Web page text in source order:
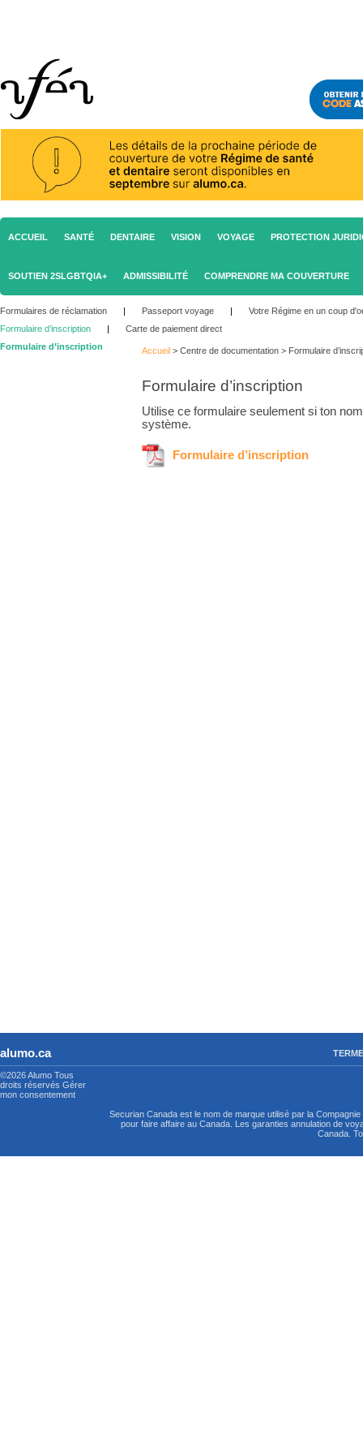
ACCUEIL SANTÉ DENTAIRE VISION VOYAGE PROTECTION
SOUTIEN 2SLGBTQIA+ ADMISSIBILITÉ COMPRENDRE MA COUVERTURE
Formulaires de réclamation | Passeport voyage |
Votre Régime en un coup
Formulaire d’inscription
|
Carte de paiement direct
Formulaire d’inscription
Accueil > Centre de documentation > Formulaire
Formulaire d’inscription
Utilise ce formulaire seulement si ton
système.
Formulaire d’inscription
alumo.ca
©2026 Alumo Tous
droits réservés Gérer
mon consentement
Securian Canada est le nom de marque utilisé par la
pour faire affaire au Canada. Les garanties annulation de
Canada.